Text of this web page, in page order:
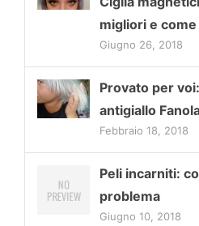
migliori e
Giugno 26, 2018
Provato per
antigiallo
Febbraio 18, 2018
Peli incarniti:
problema
Giugno 10, 2018